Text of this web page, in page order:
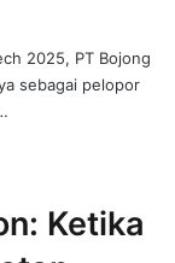
2025, PT Bojong
sebagai pelopor
Ketika